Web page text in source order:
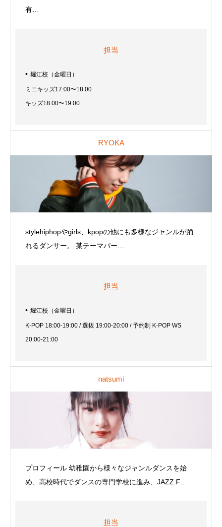
有…
担当
堀江校（金曜日）
ミニキッズ17:00〜18:00
キッズ18:00〜19:00
RYOKA
stylehiphopやgirls、kpopの他にも多様なジャンルが踊
れるダンサー。 某テーマパー…
担当
堀江校（金曜日）
K-POP 18:00-19:00 / 選抜 19:00-20:00 / 予約制 K-POP WS
20:00-21:00
natsumi
プロフィール 幼稚園から様々なジャンルダンスを始
め、高校時代でダンスの専門学校に進み、JAZZ.F…
担当